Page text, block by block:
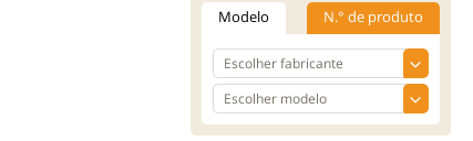
Modelo N.° de produto